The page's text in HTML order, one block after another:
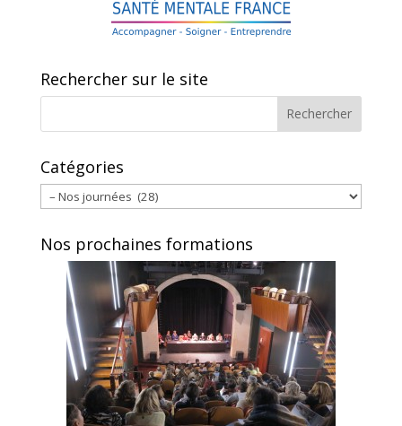
Rechercher sur le site
Catégories
Catégories
Nos prochaines formations